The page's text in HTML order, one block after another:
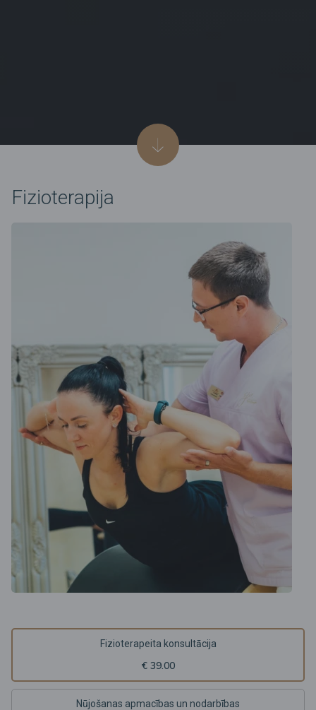
Fizioterapija
Fizioterapeita konsultācija
€ 39.00
Nūjošanas apmacības un nodarbības